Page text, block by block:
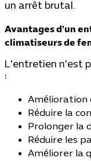
un arrêt brutal.
Avantages d'un
climatiseurs de
L'entretien n'est
:
Amélioration
Réduire la
Prolonger la
Réduire les
Améliorer la